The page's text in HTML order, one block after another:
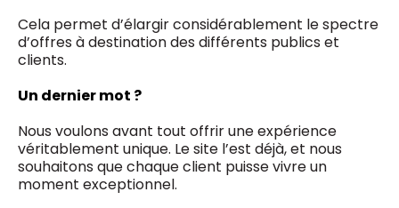
Cela permet d’élargir considérablement le spectre
d’offres à destination des différents publics et
clients.
Un dernier mot ?
Nous voulons avant tout offrir une expérience
véritablement unique. Le site l’est déjà, et nous
souhaitons que chaque client puisse vivre un
moment exceptionnel.